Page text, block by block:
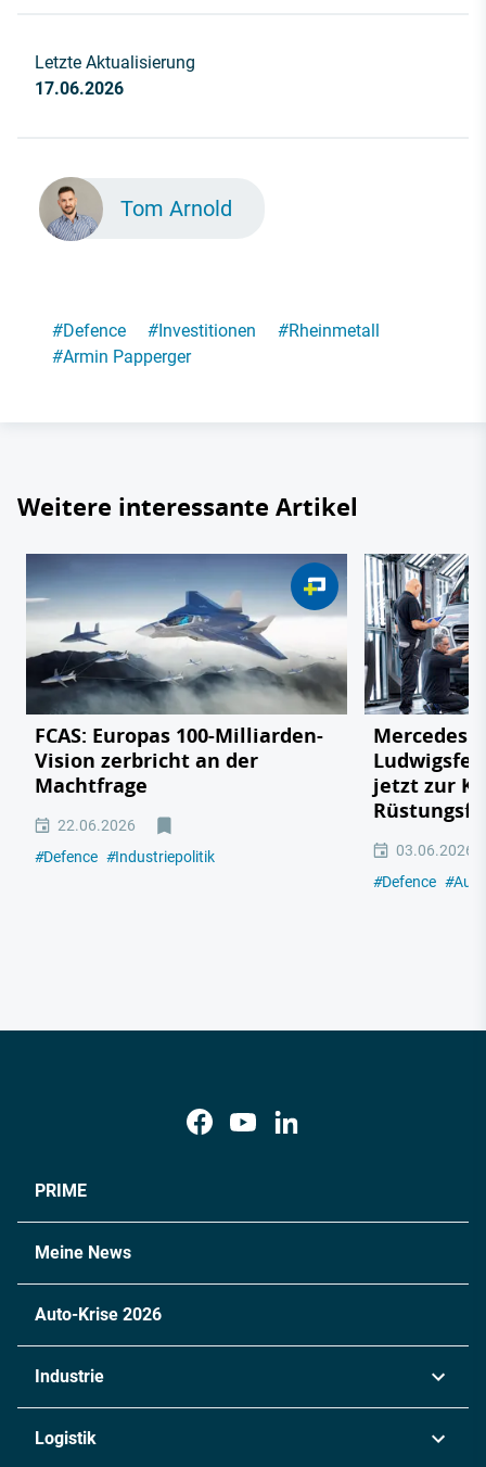
Letzte Aktualisierung
17.06.2026
Tom Arnold
#Defence #Investitionen #Rheinmetall
#Armin Papperger
Weitere interessante Artikel
FCAS: Europas 100-Milliarden-
Vision zerbricht an der
Machtfrage
22.06.2026
#Defence #Industriepolitik
Mercedes
jetzt zur
03.06.2026
#Defence #
PRIME
Meine News
Auto-Krise 2026
Industrie
Logistik